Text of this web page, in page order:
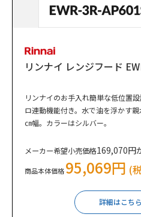
リンナイ レンジフード
リンナイのお手入れ簡単な低位置
ロ連動機能付き。水で油を浮かす
㎝幅。カラーはシルバー。
メーカー希望小売価格169,070円
商品本体価格95,069円 (
詳細はこち